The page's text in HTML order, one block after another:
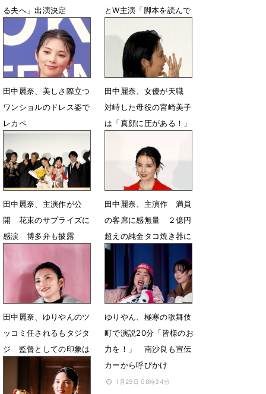
る夫へ」出演決定
5月29日 13時45分
とW主演「脚本を読んで
5月25日 21時00分
田中麗奈、美しさ際立つ
ワンショルのドレス姿で
レカペ
田中麗奈、女優が天職
対峙した母役の宮崎美子
は「真顔に圧がある！」
田中麗奈、主演作が公
開 花束のサプライズに
感涙 博多弁も披露
田中麗奈、主演作 満員
の客席に感無量 ２億円
超えの純金タコ焼き器に
緊張「ご利益が」
3月3日 08時59分
田中麗奈、ゆりやんのツ
ッコミ任されるもタジタ
ジ 監督としての印象は
1月29日 08時47分
ゆりやん、極寒の歌舞伎
町で演説20分「皆様のお
力を！」 南沙良も宣伝
カーから呼びかけ
1月29日 08時34分